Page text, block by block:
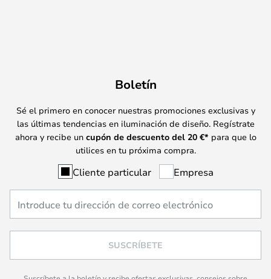
Boletín
Sé el primero en conocer nuestras promociones exclusivas y
las últimas tendencias en iluminación de diseño. Regístrate
ahora y recibe un cupón de descuento del 20 €* para que lo
utilices en tu próxima compra.
Cliente particular Empresa
SUSCRÍBETE